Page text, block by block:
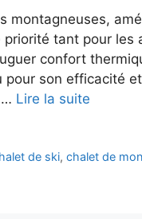
montagneuses,
tant pour les
confort
pour son efficacité
… Lire la suite
de ski,chalet de